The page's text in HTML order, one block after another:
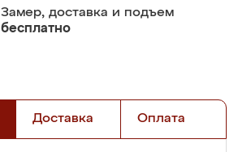
Замер, доставка и подъем
бесплатно
Доставка Оплата